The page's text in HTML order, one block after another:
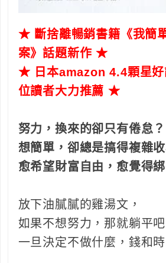
★ 斷捨離暢銷書籍《我簡
案》話題新作 ★
★ 日本amazon 4.4顆星好
位讀者大力推薦 ★
努力，換來的卻只有倦怠？
想簡單，卻總是搞得複雜收
愈希望財富自由，愈覺得
放下油膩膩的雞湯文，
如果不想努力，那就躺平吧
一旦決定不做什麼，錢和